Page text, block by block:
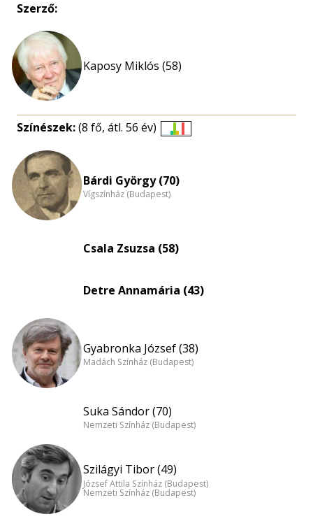
Szerző:
Kaposy Miklós (58)
Színészek:(8 fő, átl. 56 év)
nagyítása
Bárdi György (70)
Vígszínház (Budapest)
Csala Zsuzsa (58)
Detre Annamária (43)
Gyabronka József (38)
Madách Színház (Budapest)
Suka Sándor (70)
Nemzeti Színház (Budapest)
Szilágyi Tibor (49)
József Attila Színház (Budapest)
Nemzeti Színház (Budapest)